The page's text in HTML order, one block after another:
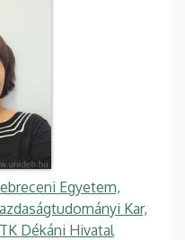
Egyetem,
Kar,
Dékáni Hivatal